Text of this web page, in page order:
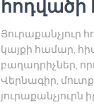
հոդվածի
Յուրաքանչյուր
կայքի համար,
բաղադրիչներ,
Վերնագիր,
յուրաքանչյուրն